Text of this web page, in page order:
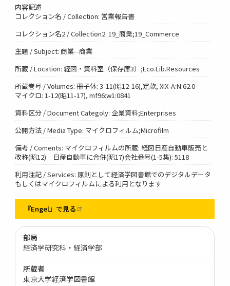
内容記述
コレクション名 / Collection: 営業報告書
コレクション名2 / Collection2: 19_商業;19_Commerce
主題 / Subject: 商業--商業
所蔵 / Location: 経図・資料室（保存庫3）;Eco.Lib.Resources
所蔵巻号 / Volumes: 冊子体: 3-11(昭12-16),定款, XIX-A:N:62.0
マイクロ: 1-12(昭11-17), mf96:w1:0841
資料区分 / Document Categoly: 企業資料;Enterprises
公開方法 / Media Type: マイクロフィルム;Microfilm
備考 / Coments: マイクロフィルムの所蔵: 経図日産自動車販売と
改称(昭12) 日産自動車に合併(昭17)会社番号(1-5集): 5118
利用注記 / Services: 原則として経済学図書館でのデジタルデータ
もしくはマイクロフィルムによる利用となります
『Engel』で見る
部局
経済学研究科・経済学部
所蔵者
東京大学経済学図書館